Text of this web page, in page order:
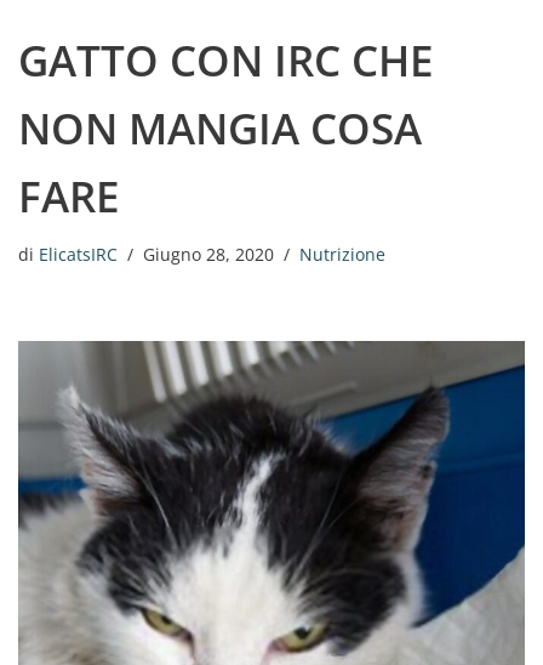
GATTO CON IRC CHE
NON MANGIA COSA
FARE
di ElicatsIRC Giugno 28, 2020 Nutrizione